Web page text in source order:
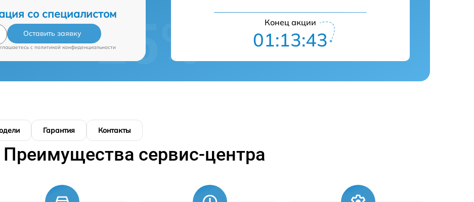
со специалистом
Оставить заявку
c политикой конфиденциальности
Конец акции
01:13:42
Гарантия Контакты
Преимущества сервис-центра